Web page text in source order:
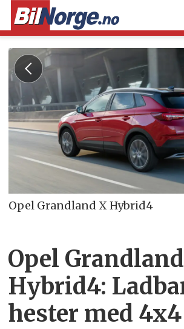
Opel Grandland X Hybrid4
Opel
Hybrid4:
hester med 4x4